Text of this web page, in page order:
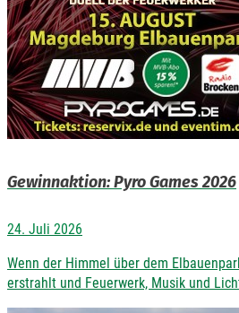
Gewinnaktion: Pyro Games 2026
24. Juli 2026
Wenn der Himmel über dem
erstrahlt und Feuerwerk, Musik und